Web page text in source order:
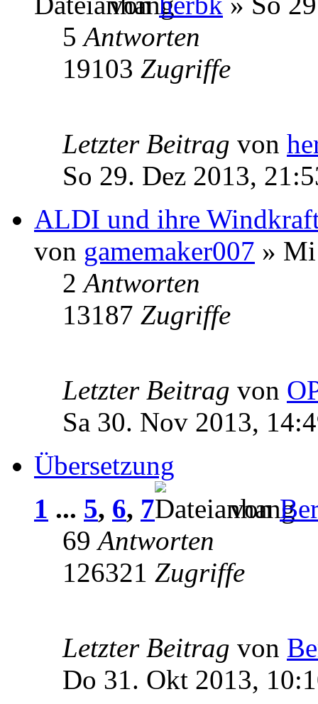
5Antworten
19103 Zugriffe
Letzter Beitrag von
So 29. Dez 2013,
ALDI und ihre
von gamemaker007 »
2Antworten
13187 Zugriffe
Letzter Beitrag von
Sa 30. Nov 2013,
Übersetzung
1 ... 5, 6, 7 von
69Antworten
126321 Zugriffe
Letzter Beitrag von
Do 31. Okt 2013,